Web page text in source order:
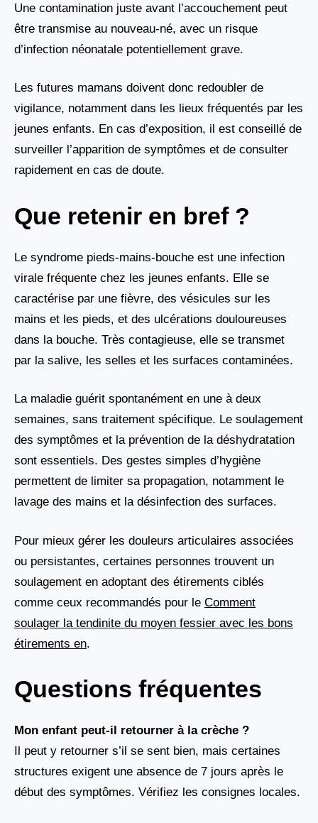
Une contamination juste avant l’accouchement peut
être transmise au nouveau-né, avec un risque
d’infection néonatale potentiellement grave.
Les futures mamans doivent donc redoubler de
vigilance, notamment dans les lieux fréquentés par les
jeunes enfants. En cas d’exposition, il est conseillé de
surveiller l’apparition de symptômes et de consulter
rapidement en cas de doute.
Que retenir en bref ?
Le syndrome pieds-mains-bouche est une infection
virale fréquente chez les jeunes enfants. Elle se
caractérise par une fièvre, des vésicules sur les
mains et les pieds, et des ulcérations douloureuses
dans la bouche. Très contagieuse, elle se transmet
par la salive, les selles et les surfaces contaminées.
La maladie guérit spontanément en une à deux
semaines, sans traitement spécifique. Le soulagement
des symptômes et la prévention de la déshydratation
sont essentiels. Des gestes simples d’hygiène
permettent de limiter sa propagation, notamment le
lavage des mains et la désinfection des surfaces.
Pour mieux gérer les douleurs articulaires associées
ou persistantes, certaines personnes trouvent un
soulagement en adoptant des étirements ciblés
comme ceux recommandés pour le Comment
soulager la tendinite du moyen fessier avec les bons
étirements en.
Questions fréquentes
Mon enfant peut-il retourner à la crèche ?
Il peut y retourner s’il se sent bien, mais certaines
structures exigent une absence de 7 jours après le
début des symptômes. Vérifiez les consignes locales.